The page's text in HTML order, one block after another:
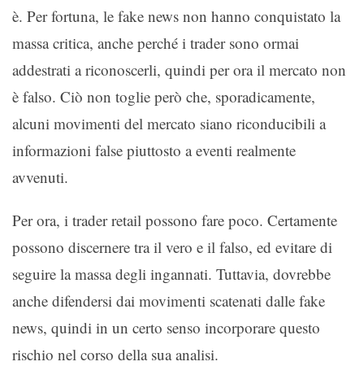
è. Per fortuna, le fake news non hanno conquistato la
massa critica, anche perché i trader sono ormai
addestrati a riconoscerli, quindi per ora il mercato non
è falso. Ciò non toglie però che, sporadicamente,
alcuni movimenti del mercato siano riconducibili a
informazioni false piuttosto a eventi realmente
avvenuti.
Per ora, i trader retail possono fare poco. Certamente
possono discernere tra il vero e il falso, ed evitare di
seguire la massa degli ingannati. Tuttavia, dovrebbe
anche difendersi dai movimenti scatenati dalle fake
news, quindi in un certo senso incorporare questo
rischio nel corso della sua analisi.